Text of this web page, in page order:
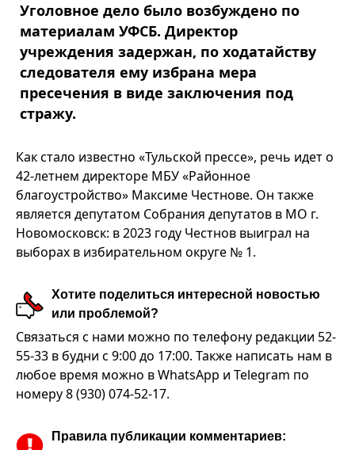
Уголовное дело было возбуждено по
материалам УФСБ. Директор
учреждения задержан, по ходатайству
следователя ему избрана мера
пресечения в виде заключения под
стражу.
Как стало известно «Тульской прессе», речь идет о
42-летнем директоре МБУ «Районное
благоустройство» Максиме Честнове. Он также
является депутатом Собрания депутатов в МО г.
Новомосковск: в 2023 году Честнов выиграл на
выборах в избирательном округе № 1.
Хотите поделиться интересной новостью
или проблемой?
Связаться с нами можно по телефону редакции 52-
55-33 в будни с 9:00 до 17:00. Также написать нам в
любое время можно в WhatsApp и Telegram по
номеру 8 (930) 074-52-17.
Правила публикации комментариев: